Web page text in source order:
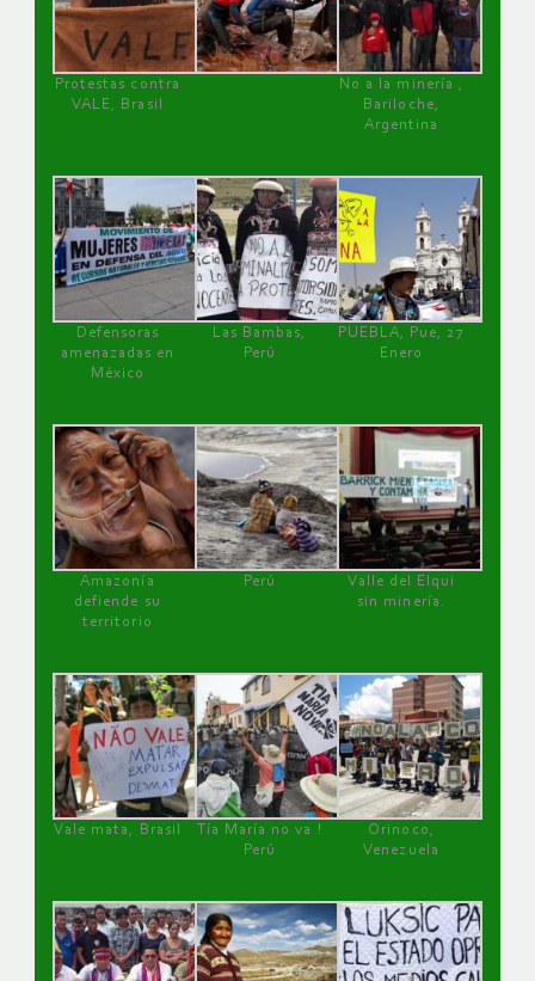
Protestas contra
VALE, Brasil
No a la minería ,
Bariloche,
Argentina
Defensoras
amenazadas en
México
Las Bambas,
Perú
PUEBLA, Pue, 27
Enero
Amazonía
defiende su
territorio
Perú
Valle del Elqui
sin minería.
Vale mata, Brasil
Tía María no va !
Perú
Orinoco,
Venezuela